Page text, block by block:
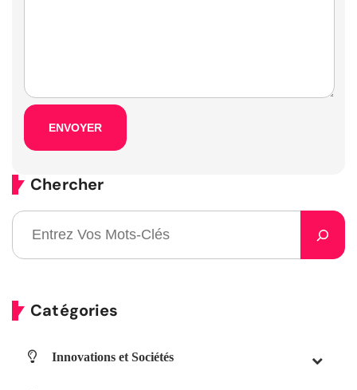
Chercher
Catégories
Innovations et Sociétés